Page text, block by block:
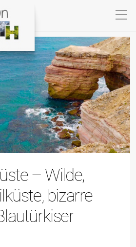
– Wilde,
bizarre